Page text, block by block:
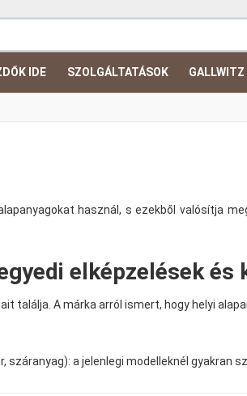
IDE SZOLGÁLTATÁSOK GALLWITZ
használ, s ezekből valósítja
elképzelések és
találja. A márka arról ismert, hogy helyi
a jelenlegi modelleknél gyakran